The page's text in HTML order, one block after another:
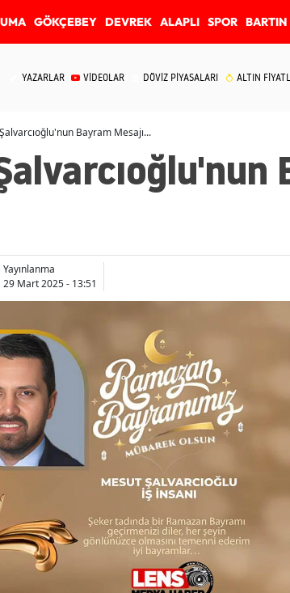
GÖKÇEBEY DEVREK ALAPLI SPOR BARTIN
YAZARLAR VİDEOLAR DÖVİZ PİYASALARI ALTIN
Bayram Mesajı...
Yayınlanma
29 Mart 2025 - 13:51